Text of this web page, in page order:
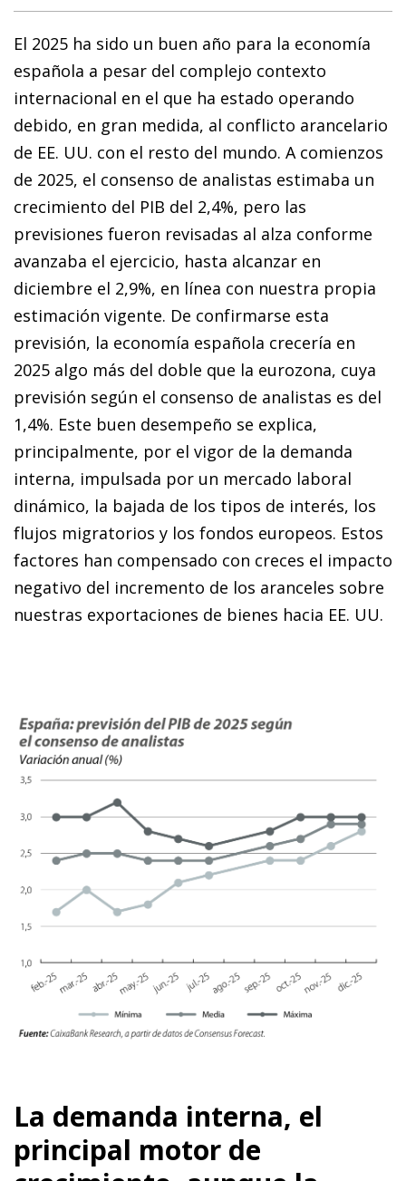
El 2025 ha sido un buen año para la economía
española a pesar del complejo contexto
internacional en el que ha estado operando
debido, en gran medida, al conflicto arancelario
de EE. UU. con el resto del mundo. A comienzos
de 2025, el consenso de analistas estimaba un
crecimiento del PIB del 2,4%, pero las
previsiones fueron revisadas al alza conforme
avanzaba el ejercicio, hasta alcanzar en
diciembre el 2,9%, en línea con nuestra propia
estimación vigente. De confirmarse esta
previsión, la economía española crecería en
2025 algo más del doble que la eurozona, cuya
previsión según el consenso de analistas es del
1,4%. Este buen desempeño se explica,
principalmente, por el vigor de la demanda
interna, impulsada por un mercado laboral
dinámico, la bajada de los tipos de interés, los
flujos migratorios y los fondos europeos. Estos
factores han compensado con creces el impacto
negativo del incremento de los aranceles sobre
nuestras exportaciones de bienes hacia EE. UU.
La demanda interna, el
principal motor de